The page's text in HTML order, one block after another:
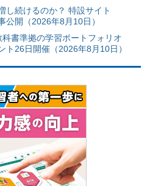
し続けるのか？ 特設サイト
公開（2026年8月10日）
書準拠の学習ポートフォリオ
ト26日開催（2026年8月10日）